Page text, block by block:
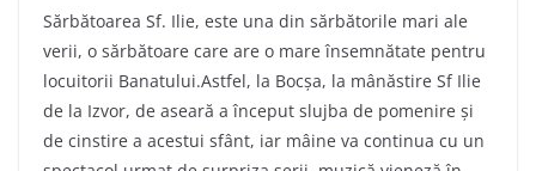
Sărbătoarea Sf. Ilie, este una din sărbătorile mari ale
verii, o sărbătoare care are o mare însemnătate pentru
locuitorii Banatului.Astfel, la Bocșa, la mânăstire Sf Ilie
de la Izvor, de aseară a început slujba de pomenire și
de cinstire a acestui sfânt, iar mâine va continua cu un